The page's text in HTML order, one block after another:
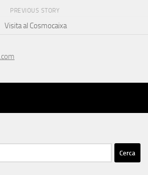
PREVIOUS STORY
Visita al Cosmocaixa